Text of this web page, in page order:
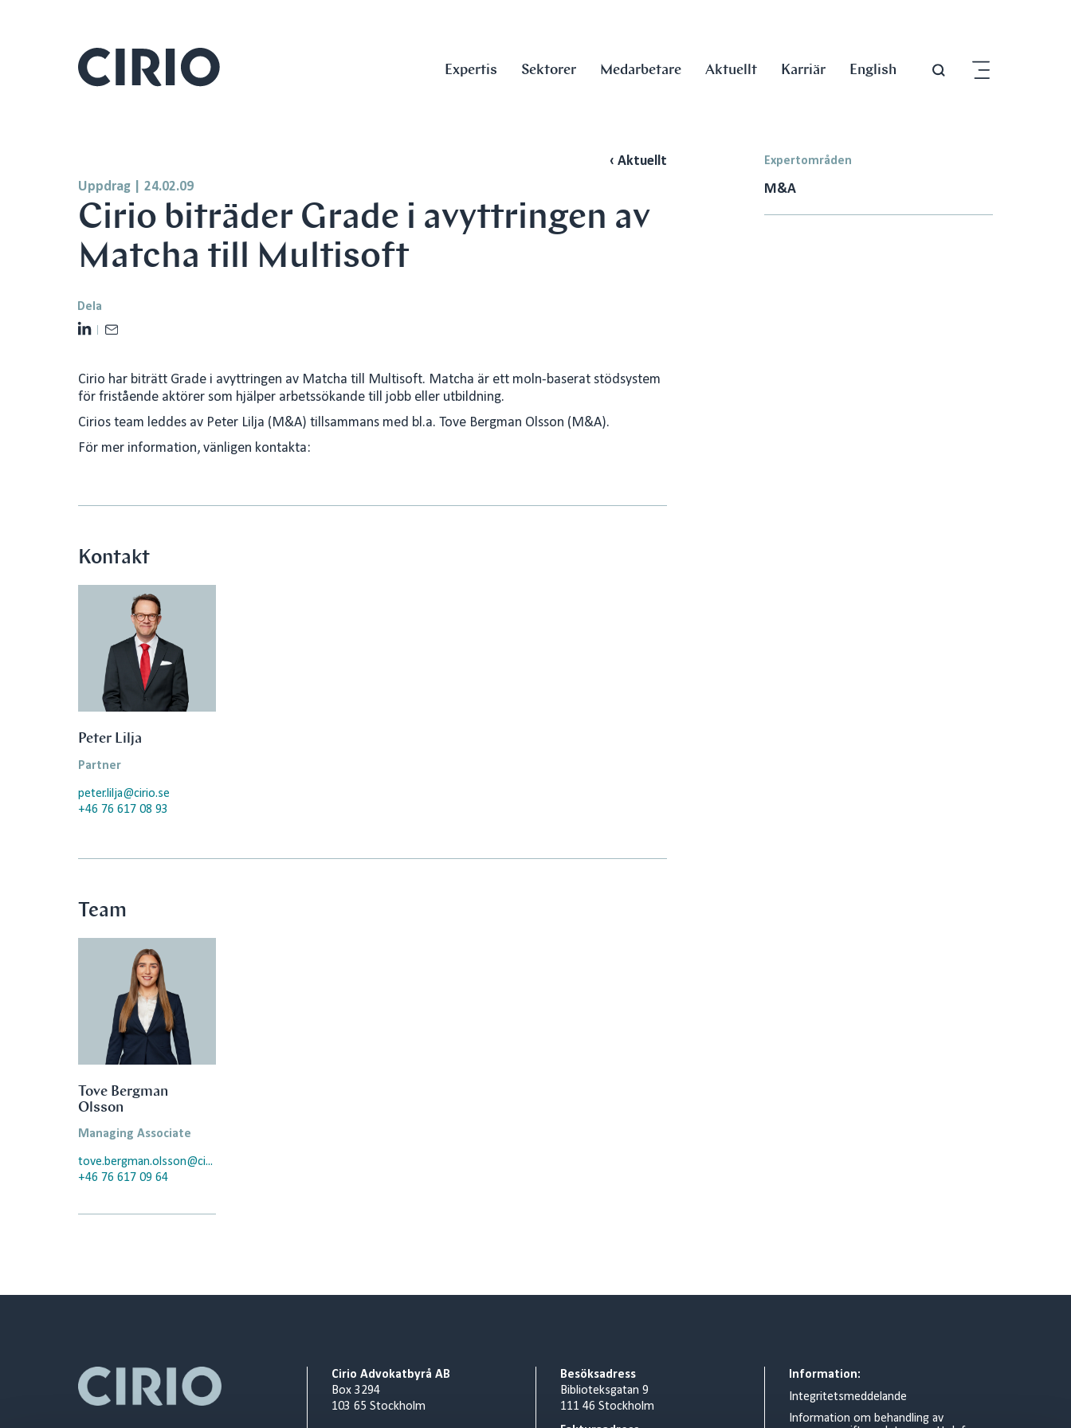
Expertis Sektorer Medarbetare Aktuellt Karriär English
‹ Aktuellt
Uppdrag |24.02.09
Cirio biträder Grade i avyttringen av
Matcha till Multisoft
Dela
L
k
I
i
Cirio har biträtt Grade i avyttringen av Matcha till Multisoft. Matcha är ett moln-baserat stödsystem
för fristående aktörer som hjälper arbetssökande till jobb eller utbildning.
Cirios team leddes av Peter Lilja (M&A) tillsammans med bl.a. Tove Bergman Olsson (M&A).
För mer information, vänligen kontakta:
Kontakt
Peter Lilja
Partner
peter.lilja@cirio.se
+46 76 617 08 93
Team
Tove Bergman
Olsson
Managing Associate
tove.bergman.olsson@cirio.se
+46 76 617 09 64
Expertområden
M&A
Cirio Advokatbyrå AB
Box 3294
103 65 Stockholm
Besöksadress
Biblioteksgatan 9
111 46 Stockholm
Information:
Integritetsmeddelande
Information om behandling av